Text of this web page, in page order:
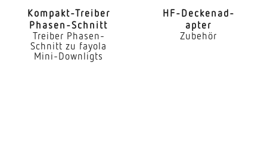
Kompakt-Treiber
Phasen-Schnitt
Treiber Phasen-
Schnitt zu fayola
Mini-Downligts
HF-Decken­ad­
apter
Zubehör